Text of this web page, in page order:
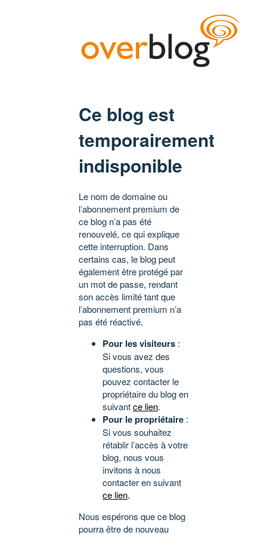
Ce blog est
temporairement
indisponible
Le nom de domaine ou
l’abonnement premium de
ce blog n’a pas été
renouvelé, ce qui explique
cette interruption. Dans
certains cas, le blog peut
également être protégé par
un mot de passe, rendant
son accès limité tant que
l’abonnement premium n’a
pas été réactivé.
Pour les visiteurs :
Si vous avez des
questions, vous
pouvez contacter le
propriétaire du blog en
suivantce lien.
Pour le propriétaire :
Si vous souhaitez
rétablir l’accès à votre
blog, nous vous
invitons à nous
contacter en suivant
ce lien.
Nous espérons que ce blog
pourra être de nouveau